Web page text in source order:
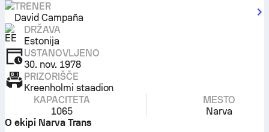
TRENER
David Campaña
DRŽAVA
Estonija
USTANOVLJENO
30. nov. 1978
PRIZORIŠČE
Kreenholmi staadion
KAPACITETA
1065
MESTO
Narva
O ekipi Narva Trans